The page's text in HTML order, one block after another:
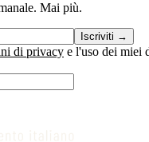
Mai più.
Iscriviti →
di privacy e l'uso dei miei